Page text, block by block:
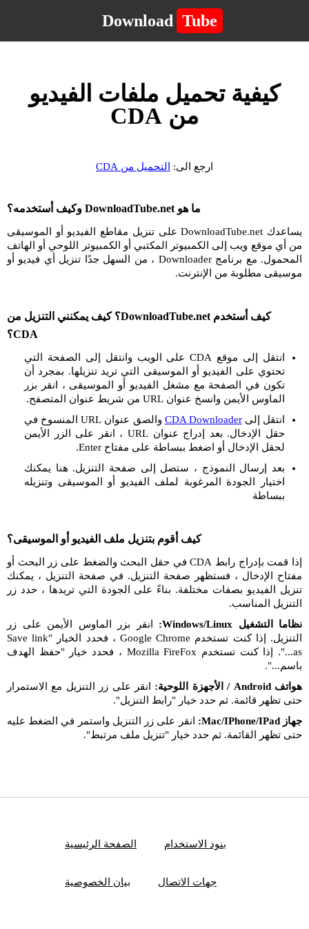
Download Tube
كيفية تحميل ملفات الفيديو
من CDA
ارجع الى: التحميل من CDA
ما هو DownloadTube.net وكيف أستخدمه؟
يساعدك DownloadTube.net على تنزيل مقاطع الفيديو أو الموسيقى
من أي موقع ويب إلى الكمبيوتر المكتبي أو الكمبيوتر اللوحي أو الهاتف
المحمول. مع برنامج Downloader ، من السهل جدًا تنزيل أي فيديو أو
موسيقى مطلوبة من الإنترنت.
كيف أستخدم DownloadTube.net؟ كيف يمكنني التنزيل من
CDA؟
انتقل إلى موقع CDA على الويب وانتقل إلى الصفحة التي
تحتوي على الفيديو أو الموسيقى التي تريد تنزيلها. بمجرد أن
تكون في الصفحة مع مشغل الفيديو أو الموسيقى ، انقر بزر
الماوس الأيمن وانسخ عنوان URL من شريط عنوان المتصفح.
انتقل إلىCDA Downloader
والصق عنوان URL المنسوخ في
حقل الإدخال. بعد إدراج عنوان URL ، انقر على الزر الأيمن
لحقل الإدخال أو اضغط ببساطة على مفتاح Enter.
بعد إرسال النموذج ، ستصل إلى صفحة التنزيل. هنا يمكنك
اختيار الجودة المرغوبة لملف الفيديو أو الموسيقى وتنزيله
ببساطة
كيف أقوم بتنزيل ملف الفيديو أو الموسيقى؟
إذا قمت بإدراج رابط CDA في حقل البحث والضغط على زر البحث أو
مفتاح الإدخال ، فستظهر صفحة التنزيل. في صفحة التنزيل ، يمكنك
تنزيل الفيديو بصفات مختلفة. بناءً على الجودة التي تريدها ، حدد زر
التنزيل المناسب.
نظاما التشغيل Windows/Linux:
انقر بزر الماوس الأيمن على زر
التنزيل. إذا كنت تستخدم Google Chrome ، فحدد الخيار "Save link
as...". إذا كنت تستخدم Mozilla FireFox ، فحدد خيار "حفظ الهدف
باسم...".
هواتف Android / الأجهزة اللوحية:
انقر على زر التنزيل مع الاستمرار
حتى تظهر قائمة. ثم حدد خيار "رابط التنزيل".
جهاز Mac/IPhone/IPad:
انقر على زر التنزيل واستمر في الضغط عليه
حتى تظهر القائمة. ثم حدد خيار "تنزيل ملف مرتبط".
الصفحة الرئيسية بنود الاستخدام
بيان الخصوصية جهات الاتصال